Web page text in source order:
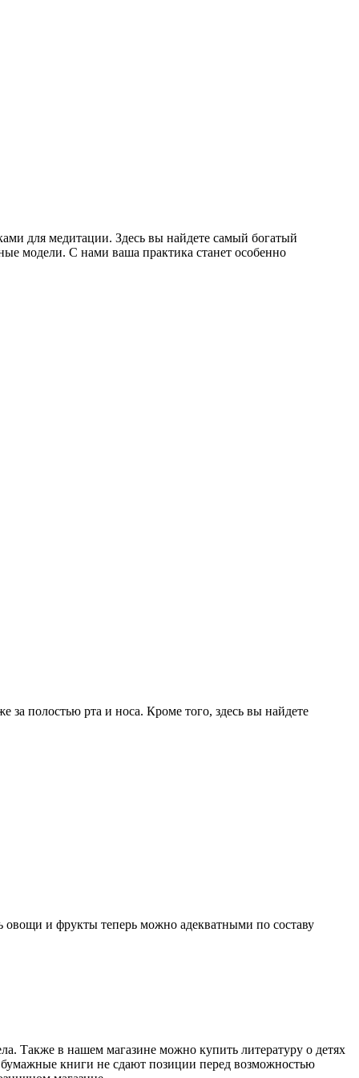
для медитации. Здесь вы найдете самый богатый
модели. С нами ваша практика станет особенно
за полостью рта и носа. Кроме того, здесь вы найдете
овощи и фрукты теперь можно адекватными по составу
Также в нашем магазине можно купить литературу о детях
книги не сдают позиции перед возможностью